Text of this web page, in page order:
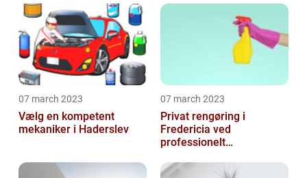
07 march 2023
Vælg en kompetent
mekaniker i Haderslev
07 march 2023
Privat rengøring i
Fredericia ved
professionelt